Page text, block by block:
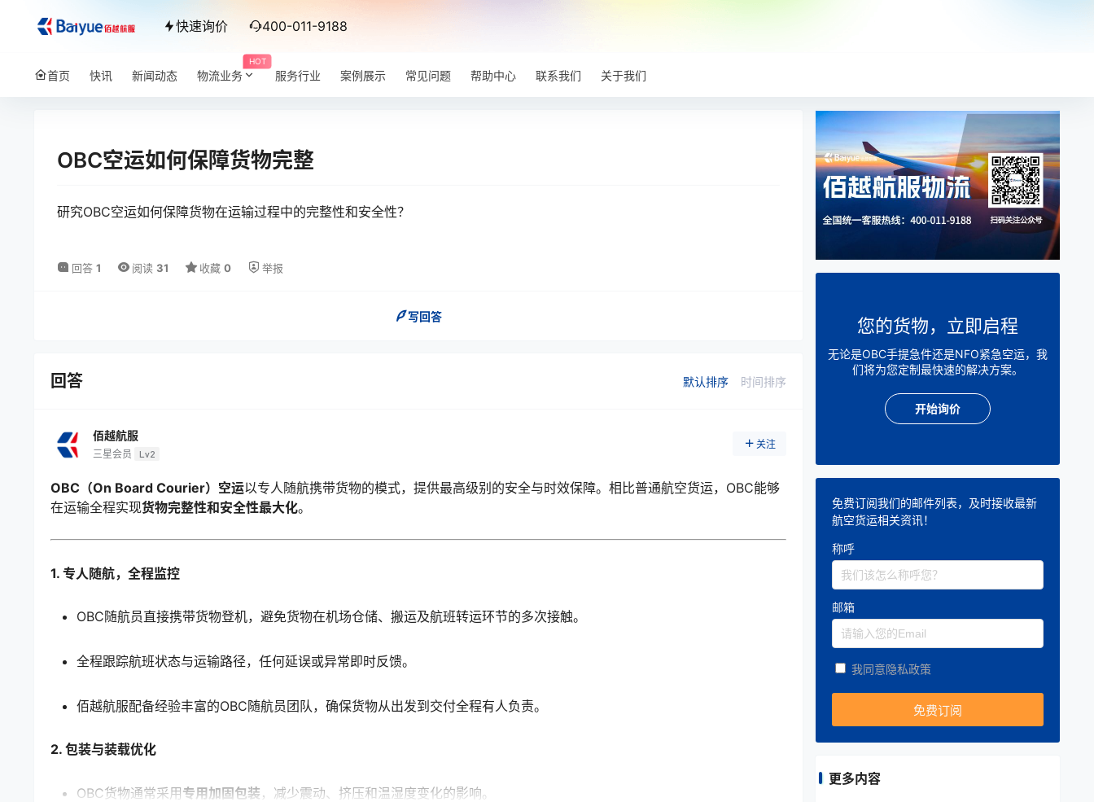
快速询价 400-011-9188
首页 快讯 新闻动态
HOT
物流业务 服务行业 案例展示 常见问题 帮助中心 联系我们 关于我们
OBC空运如何保障货物完整
研究OBC空运如何保障货物在运输过程中的完整性和安全性？
回答 1 阅读 31 收藏 0 举报
写回答
回答 默认排序 时间排序
佰越航服
三星会员 Lv2
关注
OBC（On Board Courier）空运以专人随航携带货物的模式，提供最高级别的安全与时效保障。相比普通航空货运，OBC能够
在运输全程实现货物完整性和安全性最大化。
1. 专人随航，全程监控
OBC随航员直接携带货物登机，避免货物在机场仓储、搬运及航班转运环节的多次接触。
全程跟踪航班状态与运输路径，任何延误或异常即时反馈。
佰越航服配备经验丰富的OBC随航员团队，确保货物从出发到交付全程有人负责。
2. 包装与装载优化
OBC货物通常采用专用加固包装 ，减少震动、挤压和温湿度变化的影响。
您的货物，立即启程
无论是OBC手提急件还是NFO紧急空运，我
们将为您定制最快速的解决方案。
开始询价
免费订阅我们的邮件列表，及时接收最新
航空货运相关资讯！
称呼
邮箱
我同意隐私政策
更多内容